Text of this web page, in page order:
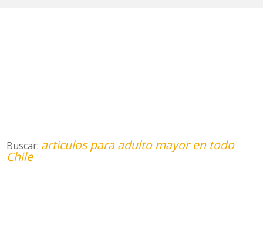
Buscar: articulos para adulto mayor en todo
Chile